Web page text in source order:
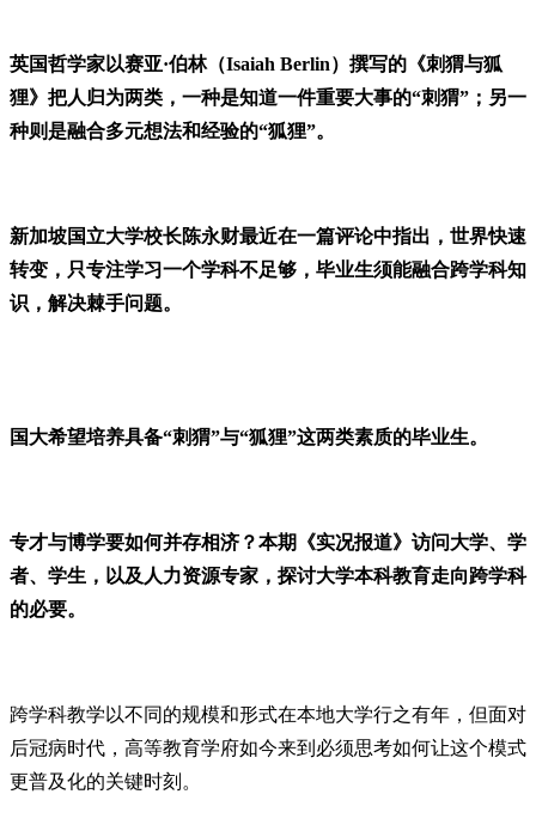
英国哲学家以赛亚·伯林（Isaiah Berlin）撰写的《刺猬与狐
狸》把人归为两类，一种是知道一件重要大事的“刺猬”；另一
种则是融合多元想法和经验的“狐狸”。
新加坡国立大学校长陈永财最近在一篇评论中指出，世界快速
转变，只专注学习一个学科不足够，毕业生须能融合跨学科知
识，解决棘手问题。
国大希望培养具备“刺猬”与“狐狸”这两类素质的毕业生。
专才与博学要如何并存相济？本期《实况报道》访问大学、学
者、学生，以及人力资源专家，探讨大学本科教育走向跨学科
的必要。
跨学科教学以不同的规模和形式在本地大学行之有年，但面对
后冠病时代，高等教育学府如今来到必须思考如何让这个模式
更普及化的关键时刻。